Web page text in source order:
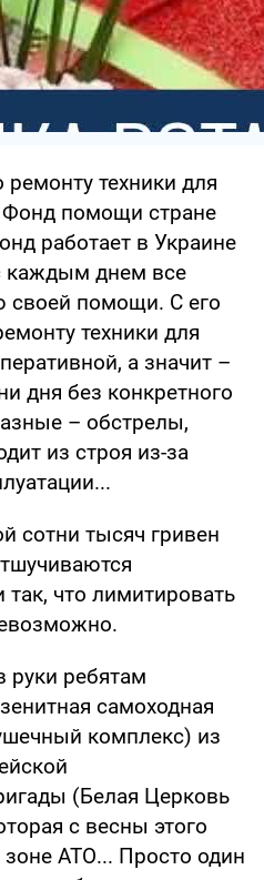
техники для
помощи стране
работает в Украине
каждым днем все
своей помощи. С его
техники для
а значит –
дня без конкретного
– обстрелы,
из строя из-за
сотни тысяч гривен
что лимитировать
руки ребятам
самоходная
комплекс) из
(Белая Церковь
с весны этого
зоне АТО... Просто один